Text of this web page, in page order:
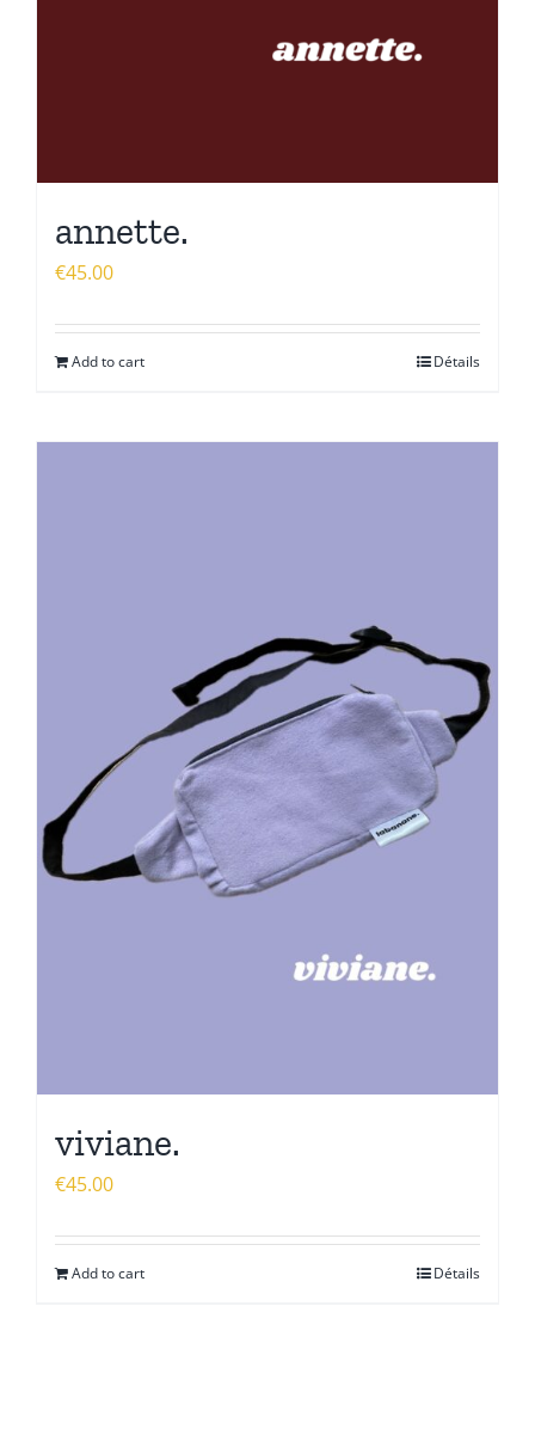
annette.
€45.00
Add to cart Détails
viviane.
€45.00
Add to cart Détails